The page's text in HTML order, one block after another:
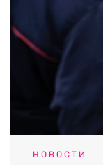
НОВОСТИ